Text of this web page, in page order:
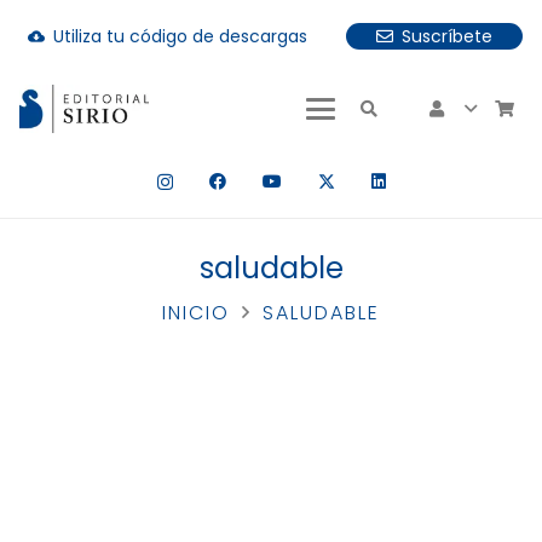
cloud_download Utiliza tu código de descargas
Suscríbete
hay resultados autocompletados, puedes utilizar las
saludable
INICIO SALUDABLE